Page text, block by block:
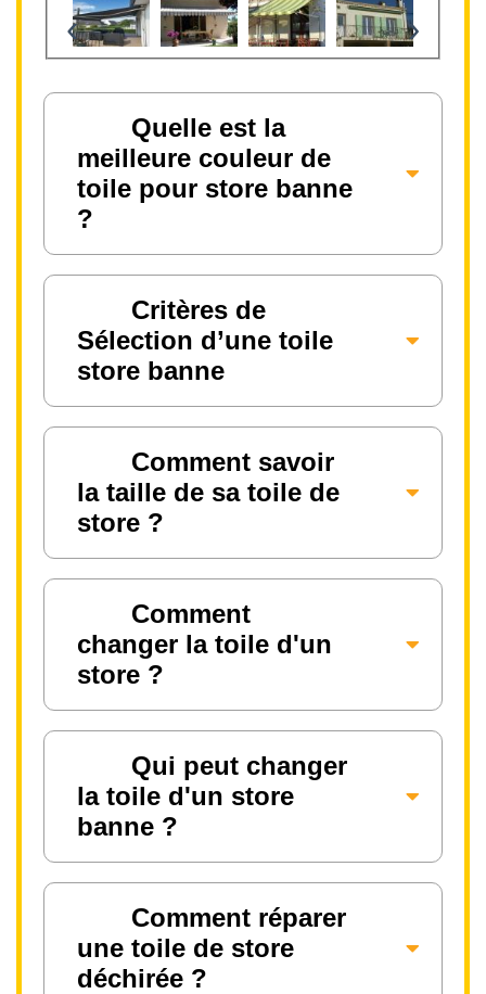
‹ ›
Quelle est la
meilleure couleur de
toile pour store banne
?
Critères de
Sélection d’une toile
store banne
Comment savoir
la taille de sa toile de
store ?
Comment
changer la toile d'un
store ?
Qui peut changer
la toile d'un store
banne ?
Comment réparer
une toile de store
déchirée ?